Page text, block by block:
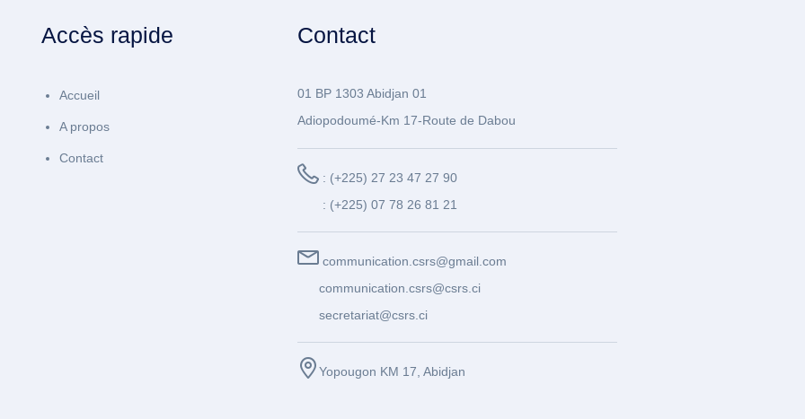
Accès rapide
Accueil
A propos
Contact
Contact
01 BP 1303 Abidjan 01
Adiopodoumé-Km 17-Route de Dabou
: (+225) 27 23 47 27 90
: (+225) 07 78 26 81 21
communication.csrs@gmail.com
communication.csrs@csrs.ci
secretariat@csrs.ci
Yopougon KM 17, Abidjan